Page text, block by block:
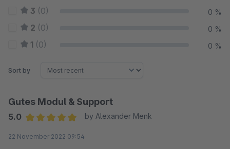
3 (0) 0 %
2 (0) 0 %
1 (0) 0 %
Sort by
Gutes Modul & Support
5.0
by Alexander Menk
22 November 2022 09:54